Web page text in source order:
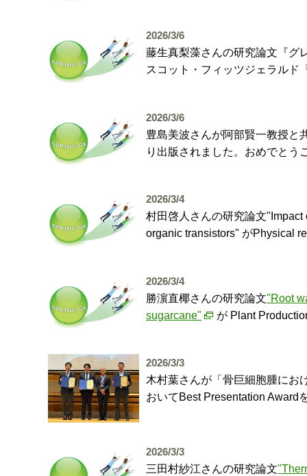
2026/3/6
藤生真梨藻さんの研究論文『
スコット・フィッツジェラルド
2026/3/6
豊島美波さんが阿部賢一教授と
り出版されました。おめでとう
2026/3/4
村田啓人さんの研究論文
organic transistors" がPhysical
2026/3/4
勝濵直椰さんの研究論文"Root
sugarcane"
が Plant
2026/3/3
木村葉さんが「骨巨細胞腫にお
おいてBest Presentation Award
2026/3/3
三田村紗江さんの研究論文